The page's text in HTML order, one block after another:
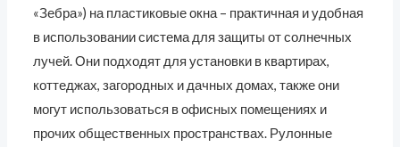
«Зебра») на пластиковые окна – практичная и удобная
в использовании система для защиты от солнечных
лучей. Они подходят для установки в квартирах,
коттеджах, загородных и дачных домах, также они
могут использоваться в офисных помещениях и
прочих общественных пространствах. Рулонные